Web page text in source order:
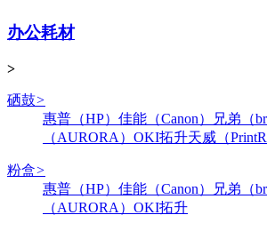
办公耗材
>
硒鼓>
惠普（HP） 佳能（Canon） 兄弟（
（AURORA） OKI拓升天威（
粉盒>
惠普（HP） 佳能（Canon） 兄弟（
（AURORA） OKI拓升